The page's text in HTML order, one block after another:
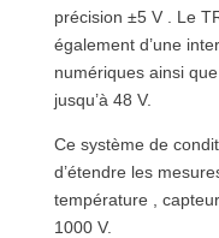
précision ±5 V . Le
également d’une
numériques ainsi
jusqu’à 48 V.
Ce système de
d’étendre les
température ,
1000 V.